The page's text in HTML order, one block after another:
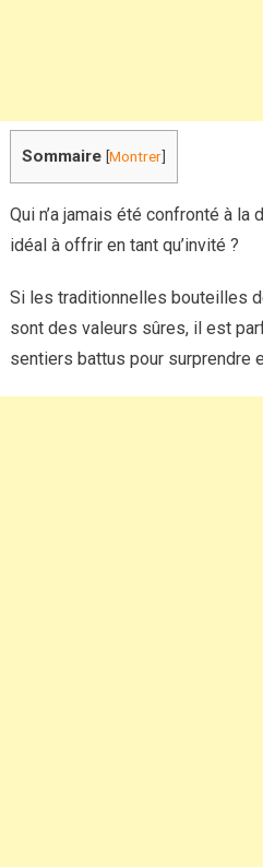
Sommaire [Montrer]
Qui n’a jamais été confronté à
idéal à offrir en tant qu’invité ?
Si les traditionnelles bouteilles
sont des valeurs sûres, il est
sentiers battus pour surprendre